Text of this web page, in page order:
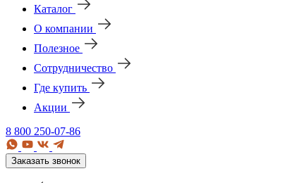
Каталог
О компании
Полезное
Сотрудничество
Где купить
Акции
8 800 250-07-86
Заказать звонок